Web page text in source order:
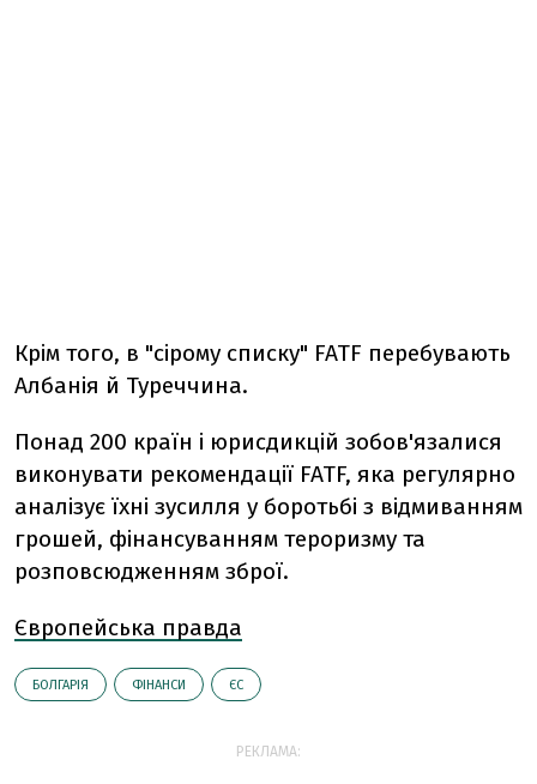
Крім того, в "сірому списку" FATF перебувають
Албанія й Туреччина.
Понад 200 країн і юрисдикцій зобов'язалися
виконувати рекомендації FATF, яка регулярно
аналізує їхні зусилля у боротьбі з відмиванням
грошей, фінансуванням тероризму та
розповсюдженням зброї.
Європейська правда
БОЛГАРІЯ ФІНАНСИ ЄС
РЕКЛАМА: